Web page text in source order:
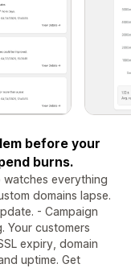
before your
burns.
everything
domains lapse.
- Campaign
Your customers
expiry, domain
uptime. Get